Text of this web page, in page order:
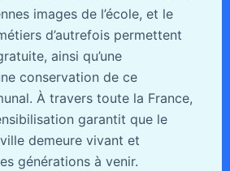
images de l’école, et le
d’autrefois permettent
ainsi qu’une
conservation de ce
À travers toute la France,
garantit que le
demeure vivant et
générations à venir.